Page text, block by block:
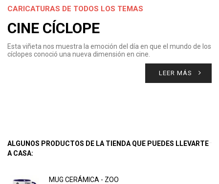
CARICATURAS DE TODOS LOS TEMAS
CINE CÍCLOPE
Esta viñeta nos muestra la emoción del día en que el mundo de los
cíclopes conoció una nueva dimensión en cine.
LEER MÁS
ALGUNOS PRODUCTOS DE LA TIENDA QUE PUEDES LLEVARTE
A CASA:
MUG CERÁMICA - ZOO